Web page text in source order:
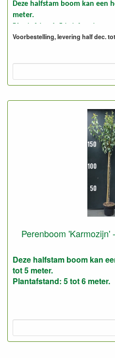
Deze halfstam boom kan een
meter.
Plantafstand: 5 tot 6 meter.
Foto: halfstam 2-jarig,
Voorbestelling, levering half dec.
Perenboom 'Karmozijn'
Deze halfstam boom kan
tot 5 meter.
Plantafstand: 5 tot 6 meter.